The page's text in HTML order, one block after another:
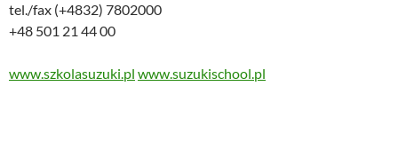
tel./fax (+4832) 7802000
+48 501 21 44 00
www.szkolasuzuki.pl www.suzukischool.pl